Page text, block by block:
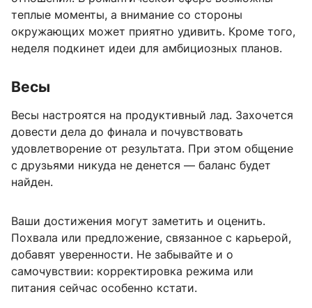
теплые моменты, а внимание со стороны
окружающих может приятно удивить. Кроме того,
неделя подкинет идеи для амбициозных планов.
Весы
Весы настроятся на продуктивный лад. Захочется
довести дела до финала и почувствовать
удовлетворение от результата. При этом общение
с друзьями никуда не денется — баланс будет
найден.
Ваши достижения могут заметить и оценить.
Похвала или предложение, связанное с карьерой,
добавят уверенности. Не забывайте и о
самочувствии: корректировка режима или
питания сейчас особенно кстати.